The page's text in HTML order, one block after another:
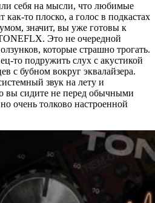
себя на мысли, что любимые
как-то плоско, а голос в подкастах
значит, вы уже готовы к
Это не очередной
которые страшно трогать.
то подружить слух с акустикой
с бубном вокруг эквалайзера.
звук на лету и
вы сидите не перед обычными
очень толково настроенной